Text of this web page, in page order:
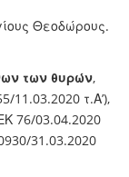
Θεοδώρους.
των θυρών,
τ.Α’),
76/03.04.2020
31.03.2020